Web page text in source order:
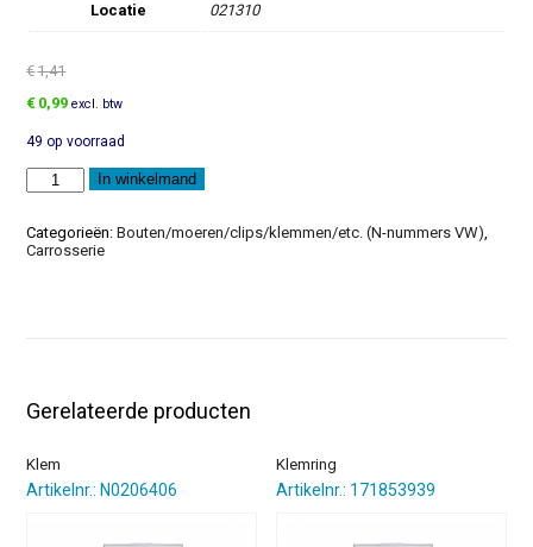
Locatie 021310
€1,41
Oorspronkelijke
was:
€1,41.
€ 0,99Huidige
is:
€0,99.
excl. btw
49 op voorraad
Zeskantbout
aantal
In winkelmand
Categorieën:Bouten/moeren/clips/klemmen/etc. (N-nummers VW),
Carrosserie
Gerelateerde producten
Klem
Artikelnr.: N0206406
Klemring
Artikelnr.: 171853939